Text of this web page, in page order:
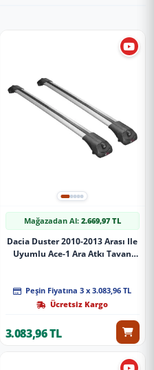
Mağazadan Al: 2.669,97 TL
Dacia Duster 2010-2013 Arası Ile
Uyumlu Ace-1 Ara Atkı Tavan
Peşin Fiyatına 3 x 3.083,96 TL
Ücretsiz Kargo
3.083,96 TL